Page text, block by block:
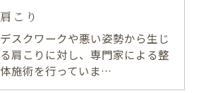
肩こり
デスクワークや悪い姿勢から生じ
る肩こりに対し、専門家による整
体施術を行っていま…